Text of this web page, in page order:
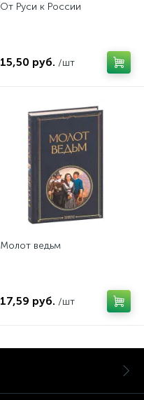
От Руси к России
15,50 руб. /шт
Молот ведьм
17,59 руб. /шт